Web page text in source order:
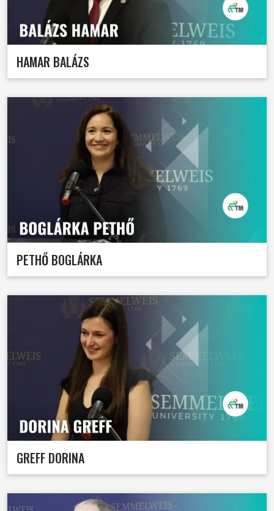
HAMAR BALÁZS
PETHŐ BOGLÁRKA
GREFF DORINA